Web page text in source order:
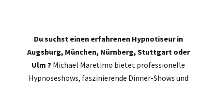
Du suchst einen erfahrenen Hypnotiseur in
Augsburg, München, Nürnberg, Stuttgart oder
Ulm ? Michael Maretimo bietet professionelle
Hypnoseshows, faszinierende Dinner-Shows und